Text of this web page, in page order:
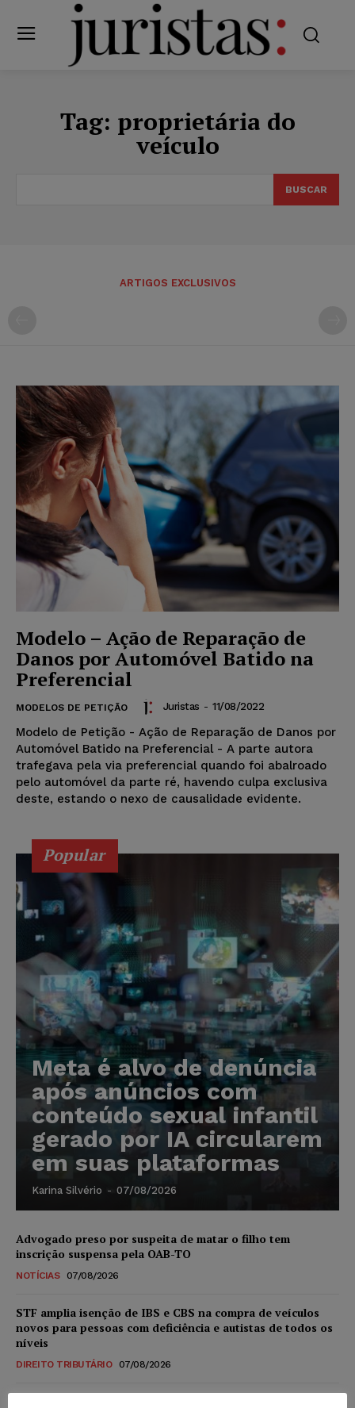
Tag: proprietária do
veículo
BUSCAR
ARTIGOS EXCLUSIVOS
Modelo – Ação de Reparação de
Danos por Automóvel Batido na
Preferencial
MODELOS DE PETIÇÃO Juristas - 11/08/2022
Modelo de Petição - Ação de Reparação de Danos por
Automóvel Batido na Preferencial - A parte autora
trafegava pela via preferencial quando foi abalroado
pelo automóvel da parte ré, havendo culpa exclusiva
deste, estando o nexo de causalidade evidente.
Popular
Meta é alvo de denúncia
após anúncios com
conteúdo sexual infantil
gerado por IA circularem
em suas plataformas
Karina Silvério - 07/08/2026
Advogado preso por suspeita de matar o filho tem
inscrição suspensa pela OAB-TO
NOTÍCIAS 07/08/2026
STF amplia isenção de IBS e CBS na compra de veículos
novos para pessoas com deficiência e autistas de todos os
níveis
DIREITO TRIBUTÁRIO 07/08/2026